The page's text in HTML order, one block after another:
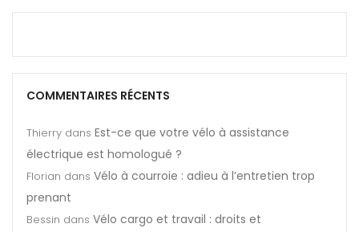
COMMENTAIRES RÉCENTS
Thierry dans Est-ce que votre vélo à assistance
électrique est homologué ?
Florian dans Vélo à courroie : adieu à l’entretien trop
prenant
Bessin dans Vélo cargo et travail : droits et